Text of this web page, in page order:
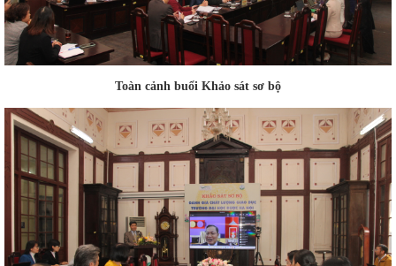
Toàn cảnh buổi Khảo sát sơ bộ